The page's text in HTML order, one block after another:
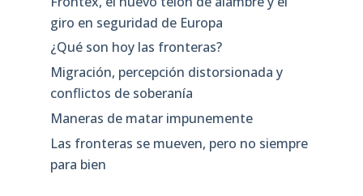
giro en seguridad de Europa
¿Qué son hoy las fronteras?
Migración, percepción distorsionada y
conflictos de soberanía
Maneras de matar impunemente
Las fronteras se mueven, pero no siempre
para bien